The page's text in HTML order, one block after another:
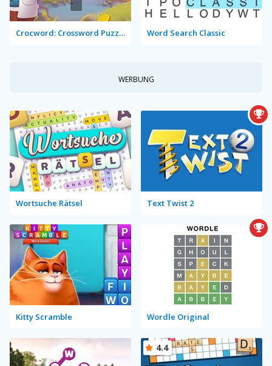
Crocword: Crossword Puzzle Game Word Search Classic
WERBUNG
Wortsuche Rätsel Text Twist 2
Kitty Scramble Wordle Original
4.4